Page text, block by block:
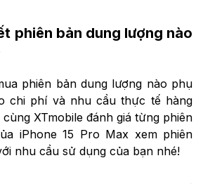
phiên bản dung lượng nào
phiên bản dung lượng nào phụ
chi phí và nhu cầu thực tế hàng
XTmobile đánh giá từng phiên
iPhone 15 Pro Max xem phiên
nhu cầu sử dụng của bạn nhé!